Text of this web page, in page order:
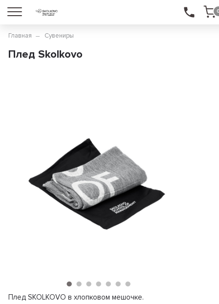
Главная Сувениры
Плед Skolkovo
Плед SKOLKOVO в хлопковом мешочке.